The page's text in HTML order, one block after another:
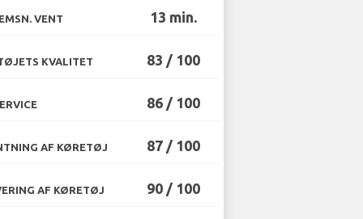
VENT 13 min.
KVALITET 83 / 100
86 / 100
AF KØRETØJ 87 / 100
AF KØRETØJ 90 / 100